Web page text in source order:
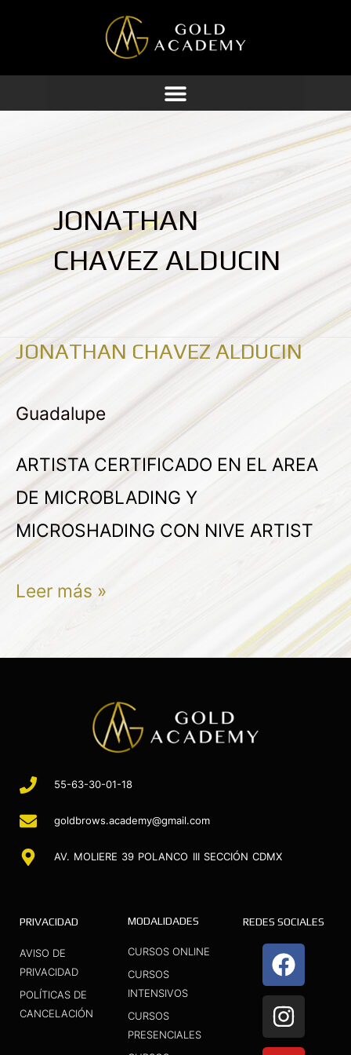
contenido
JONATHAN
CHAVEZ ALDUCIN
JONATHAN CHAVEZ ALDUCIN
Guadalupe
ARTISTA CERTIFICADO EN EL AREA
DE MICROBLADING Y
MICROSHADING CON NIVE ARTIST
JONATHAN
ALDUCIN
Leer más »
55-63-30-01-18
goldbrows.academy@gmail.com
AV. MOLIERE 39 POLANCO III SECCIÓN CDMX
PRIVACIDAD
AVISO DE
PRIVACIDAD
POLÍTICAS DE
CANCELACIÓN
MODALIDADES
CURSOS ONLINE
CURSOS
INTENSIVOS
CURSOS
PRESENCIALES
REDES SOCIALES
F
a
c
e
b
I
n
s
t
a
Y
o
u
t
u